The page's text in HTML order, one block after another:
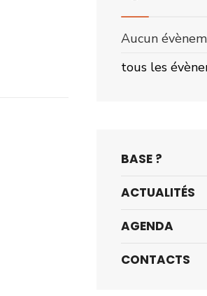
Aucun
tous les
BASE ?
ACTUALITÉS
AGENDA
CONTACTS